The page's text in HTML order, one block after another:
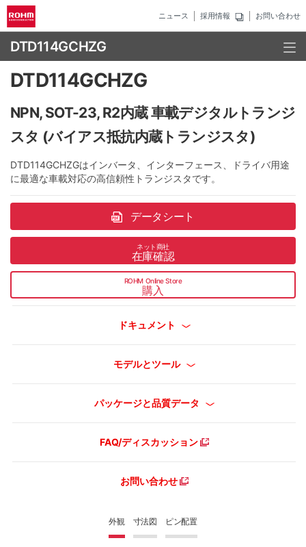
ニュース 採用情報 お問い合わせ
DTD114GCHZG
外観 寸法図 ピン配置
DTD114GCHZG
NPN, SOT-23, R2内蔵 車載デジタルトランジ
スタ (バイアス抵抗内蔵トランジスタ)
DTD114GCHZGはインバータ、インターフェース、ドライバ用途
に最適な車載対応の高信頼性トランジスタです。
データシート
ネット商社
在庫確認
ROHM Online Store
購入
ドキュメント
モデルとツール
パッケージと品質データ
FAQ/ディスカッション
お問い合わせ